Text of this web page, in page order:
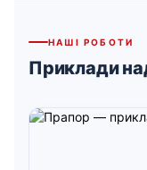
НАШІ РОБОТИ
Приклади